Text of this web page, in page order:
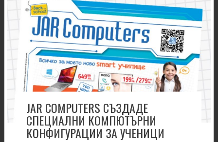
JAR COMPUTERS СЪЗДАДЕ
СПЕЦИАЛНИ КОМПЮТЪРНИ
КОНФИГУРАЦИИ ЗА УЧЕНИЦИ